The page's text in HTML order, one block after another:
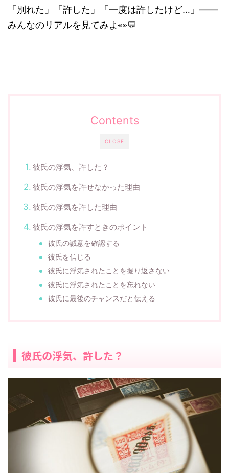
「別れた」「許した」「一度は許したけど…」――
みんなのリアルを見てみよ👀💬
CLOSE
Contents
彼氏の浮気、許した？
彼氏の浮気を許せなかった理由
彼氏の浮気を許した理由
彼氏の浮気を許すときのポイント
彼氏の誠意を確認する
彼氏を信じる
彼氏に浮気されたことを掘り返さない
彼氏に浮気されたことを忘れない
彼氏に最後のチャンスだと伝える
彼氏の浮気、許した？